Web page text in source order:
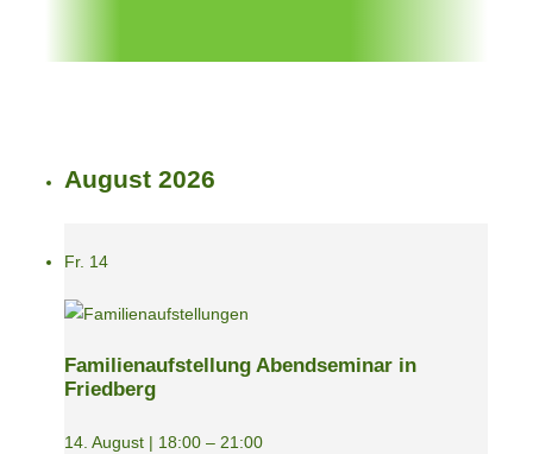
August 2026
Fr. 14
Familienaufstellung Abendseminar in
Friedberg
14. August | 18:00 – 21:00